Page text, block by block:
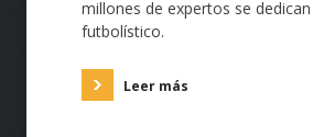
millones de expertos se
futbolístico.
Leer más